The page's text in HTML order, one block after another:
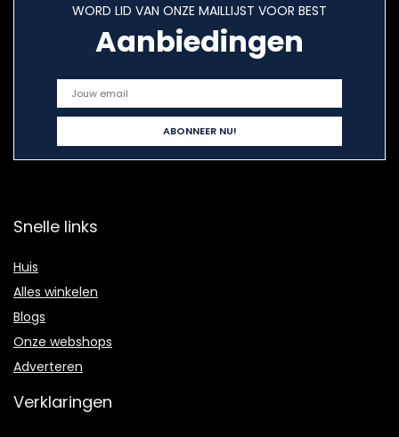
WORD LID VAN ONZE MAILLIJST VOOR BEST
Aanbiedingen
Snelle links
Huis
Alles winkelen
Blogs
Onze webshops
Adverteren
Verklaringen